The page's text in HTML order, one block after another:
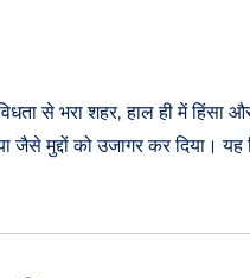
से भरा शहर, हाल ही में
जैसे मुद्दों को उजागर कर दिया।